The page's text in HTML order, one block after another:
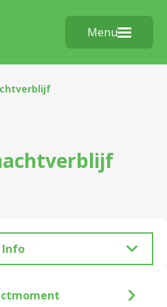
Menu
Info